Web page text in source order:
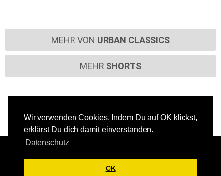
Wir verwenden Cookies. Indem Du auf OK klickst,
erklärst Du dich damit einverstanden.
Datenschutz
OK
MEHR VON URBAN CLASSICS
MEHR SHORTS
Zahlungsarten